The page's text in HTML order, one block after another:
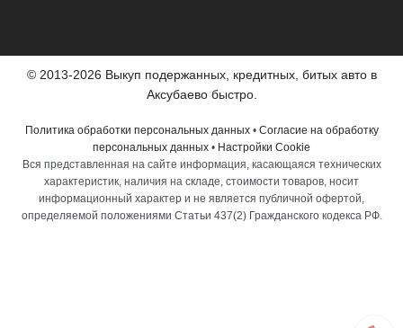
© 2013-2026 Выкуп подержанных, кредитных, битых авто в
Аксубаево быстро.
Политика обработки персональных данных• Согласие на обработку
персональных данных • Настройки Cookie
Вся представленная на сайте информация, касающаяся технических
характеристик, наличия на складе, стоимости товаров, носит
информационный характер и не является публичной офертой,
определяемой положениями Статьи 437(2) Гражданского кодекса РФ.